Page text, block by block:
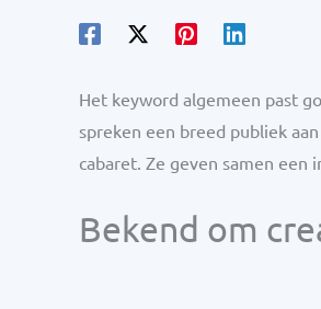
Het keyword algemeen past
spreken een breed publiek
cabaret. Ze geven samen een
Bekend om